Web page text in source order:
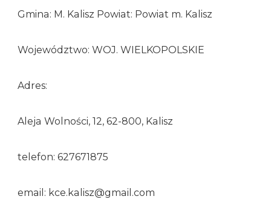
Gmina: M. Kalisz Powiat: Powiat m. Kalisz
Województwo: WOJ. WIELKOPOLSKIE
Adres:
Aleja Wolności, 12, 62-800, Kalisz
telefon: 627671875
email: kce.kalisz@gmail.com